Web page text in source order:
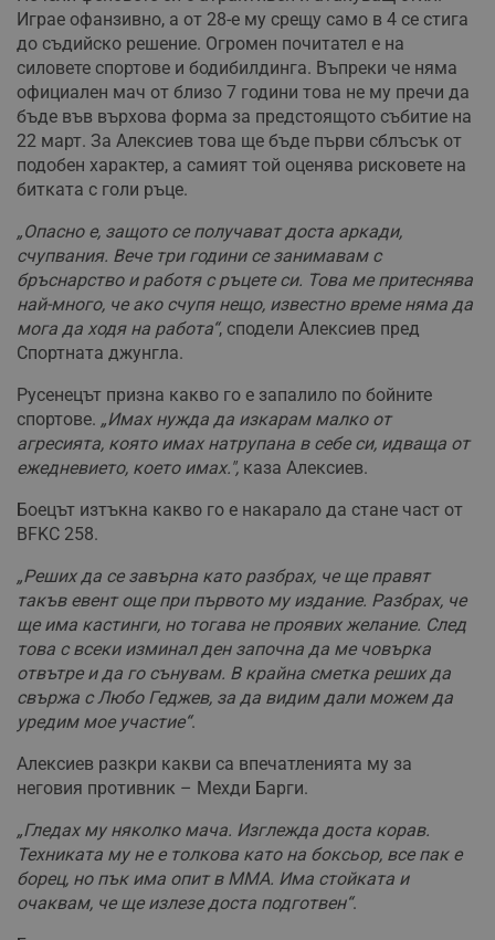
Играе офанзивно, а от 28-е му срещу само в 4 се стига
до съдийско решение. Огромен почитател е на
силовете спортове и бодибилдинга. Въпреки че няма
официален мач от близо 7 години това не му пречи да
бъде във върхова форма за предстоящото събитие на
22 март. За Алексиев това ще бъде първи сблъсък от
подобен характер, а самият той оценява рисковете на
битката с голи ръце.
„Опасно е, защото се получават доста аркади,
счупвания. Вече три години се занимавам с
бръснарство и работя с ръцете си. Това ме притеснява
най-много, че ако счупя нещо, известно време няма да
мога да ходя на работа“, сподели Алексиев пред
Спортната джунгла.
Русенецът призна какво го е запалило по бойните
спортове. „Имах нужда да изкарам малко от
агресията, която имах натрупана в себе си, идваща от
ежедневието, което имах.", каза Алексиев.
Боецът изтъкна какво го е накарало да стане част от
BFKC 258.
„Реших да се завърна като разбрах, че ще правят
такъв евент още при първото му издание. Разбрах, че
ще има кастинги, но тогава не проявих желание. След
това с всеки изминал ден започна да ме човърка
отвътре и да го сънувам. В крайна сметка реших да
свържа с Любо Геджев, за да видим дали можем да
уредим мое участие“.
Алексиев разкри какви са впечатленията му за
неговия противник – Мехди Барги.
„Гледах му няколко мача. Изглежда доста корав.
Техниката му не е толкова като на боксьор, все пак е
борец, но пък има опит в ММА. Има стойката и
очаквам, че ще излезе доста подготвен“.